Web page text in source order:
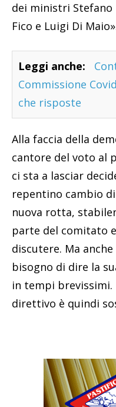
dei ministri Stefano
Fico e Luigi Di
Leggi anche:
Commissione
che risposte
Alla faccia della
cantore del voto al
ci sta a lasciar
repentino cambio
nuova rotta,
parte del comitato
discutere. Ma
bisogno di dire la
in tempi
direttivo è quindi